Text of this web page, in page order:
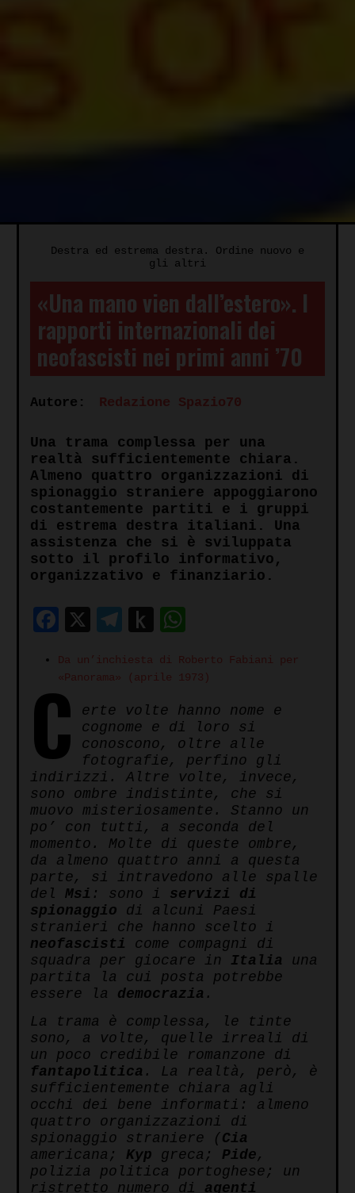
Destra ed estrema destra. Ordine nuovo e
gli altri
«Una mano vien dall’estero». I
rapporti internazionali dei
neofascisti nei primi anni ’70
Autore: Redazione Spazio70
Una trama complessa per una
realtà sufficientemente chiara.
Almeno quattro organizzazioni di
spionaggio straniere appoggiarono
costantemente partiti e i gruppi
di estrema destra italiani. Una
assistenza che si è sviluppata
sotto il profilo informativo,
organizzativo e finanziario.
Facebook
X Telegram
Push
Kindle
Da un’inchiesta di Roberto Fabiani per
«Panorama» (aprile 1973)
C
erte volte hanno nome e
cognome e di loro si
conoscono, oltre alle
fotografie, perfino gli
indirizzi. Altre volte, invece,
sono ombre indistinte, che si
muovo misteriosamente. Stanno un
po’ con tutti, a seconda del
momento. Molte di queste ombre,
da almeno quattro anni a questa
parte, si intravedono alle spalle
del Msi : sono i servizi di
spionaggio di alcuni Paesi
stranieri che hanno scelto i
neofascisti come compagni di
squadra per giocare in Italia una
partita la cui posta potrebbe
essere la democrazia .
La trama è complessa, le tinte
sono, a volte, quelle irreali di
un poco credibile romanzone di
fantapolitica . La realtà, però, è
sufficientemente chiara agli
occhi dei bene informati: almeno
quattro organizzazioni di
spionaggio straniere ( Cia
americana; Kyp greca; Pide,
polizia politica portoghese; un
ristretto numero di agenti